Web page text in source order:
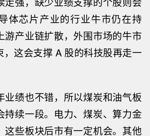
体芯片产业的行业牛市仍在持
游产业链扩散，外围市场的牛市
，这会支撑 A 股的科技股再走一
业绩也不错，所以煤炭和油气板
续一段。 电力、煤炭、算力金
些板块后市有一定机会。 其他